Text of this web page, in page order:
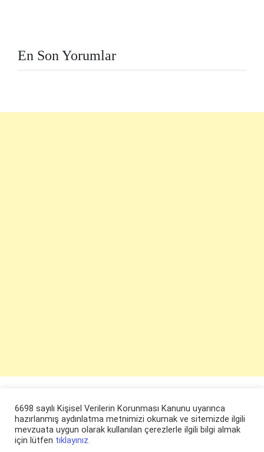
En Son Yorumlar
6698 sayılı Kişisel Verilerin Korunması Kanunu uyarınca
hazırlanmış aydınlatma metnimizi okumak ve sitemizde ilgili
mevzuata uygun olarak kullanılan çerezlerle ilgili bilgi almak
için lütfen tıklayınız.